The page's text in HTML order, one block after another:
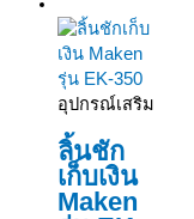
อุปกรณ์เสริม
ลิ้นชัก
เก็บเงิน
Maken